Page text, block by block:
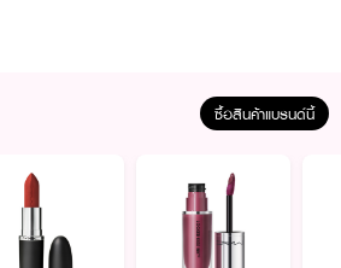
ซื้อสินค้าแบรนด์นี้